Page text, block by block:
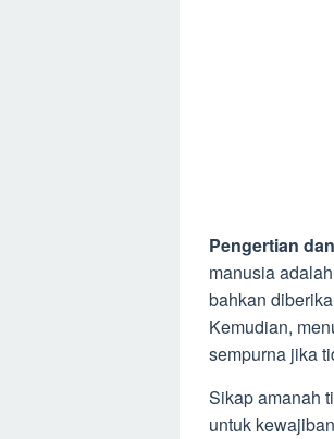
Pengertian
manusia
bahkan
Kemudian,
sempurna jika
Sikap amanah
untuk